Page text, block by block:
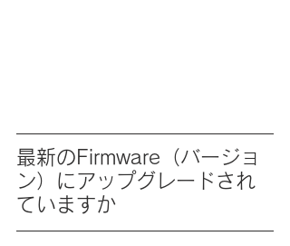
最新のFirmware（バージョ
ン）にアップグレードされ
ていますか